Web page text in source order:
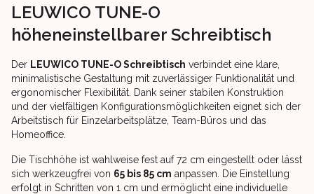
LEUWICO TUNE-O
höheneinstellbarer Schreibtisch
Der LEUWICO TUNE-O Schreibtisch verbindet eine klare,
minimalistische Gestaltung mit zuverlässiger Funktionalität und
ergonomischer Flexibilität. Dank seiner stabilen Konstruktion
und der vielfältigen Konfigurationsmöglichkeiten eignet sich der
Arbeitstisch für Einzelarbeitsplätze, Team-Büros und das
Homeoffice.
Die Tischhöhe ist wahlweise fest auf 72 cm eingestellt oder lässt
sich werkzeugfrei von 65 bis 85 cm anpassen. Die Einstellung
erfolgt in Schritten von 1 cm und ermöglicht eine individuelle